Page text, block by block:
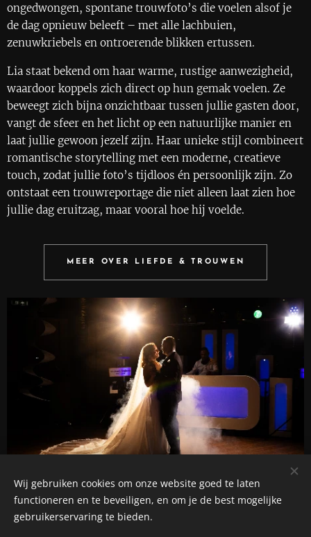
ongedwongen, spontane trouwfoto’s die voelen alsof je
de dag opnieuw beleeft – met alle lachbuien,
zenuwkriebels en ontroerende blikken ertussen.
Lia staat bekend om haar warme, rustige aanwezigheid,
waardoor koppels zich direct op hun gemak voelen. Ze
beweegt zich bijna onzichtbaar tussen jullie gasten door,
vangt de sfeer en het licht op een natuurlijke manier en
laat jullie gewoon jezelf zijn. Haar unieke stijl combineert
romantische storytelling met een moderne, creatieve
touch, zodat jullie foto’s tijdloos én persoonlijk zijn. Zo
ontstaat een trouwreportage die niet alleen laat zien hoe
jullie dag eruitzag, maar vooral hoe hij voelde.
MEER OVER LIEFDE & TROUWEN
Wij gebruiken cookies om onze website goed te laten
functioneren en te beveiligen, en om je de best mogelijke
gebruikerservaring te bieden.